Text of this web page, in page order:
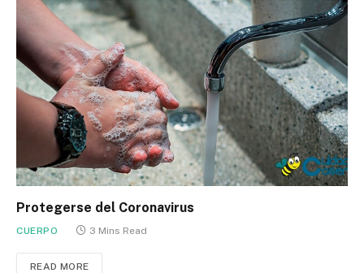
Protegerse del Coronavirus
CUERPO 3 Mins Read
READ MORE